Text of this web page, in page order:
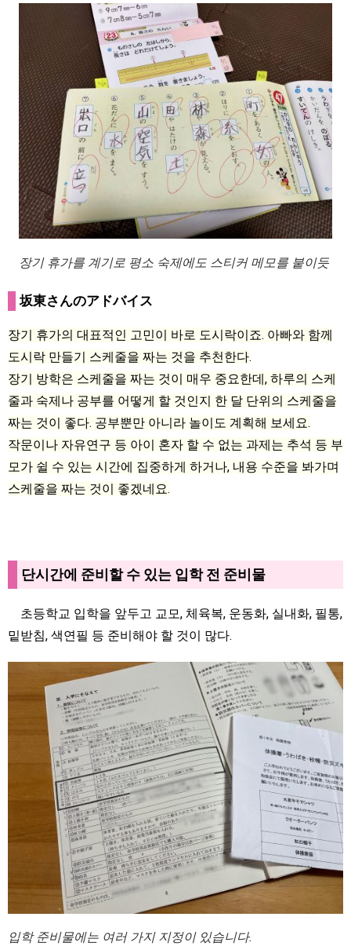
장기 휴가를 계기로 평소 숙제에도 스티커 메모를 붙이듯
坂東さんのアドバイス
장기 휴가의 대표적인 고민이 바로 도시락이죠. 아빠와 함께
도시락 만들기 스케줄을 짜는 것을 추천한다.
장기 방학은 스케줄을 짜는 것이 매우 중요한데, 하루의 스케
줄과 숙제나 공부를 어떻게 할 것인지 한 달 단위의 스케줄을
짜는 것이 좋다. 공부뿐만 아니라 놀이도 계획해 보세요.
작문이나 자유연구 등 아이 혼자 할 수 없는 과제는 추석 등 부
모가 쉴 수 있는 시간에 집중하게 하거나, 내용 수준을 봐가며
스케줄을 짜는 것이 좋겠네요.
단시간에 준비할 수 있는 입학 전 준비물
초등학교 입학을 앞두고 교모, 체육복, 운동화, 실내화, 필통,
밑받침, 색연필 등 준비해야 할 것이 많다.
입학 준비물에는 여러 가지 지정이 있습니다.